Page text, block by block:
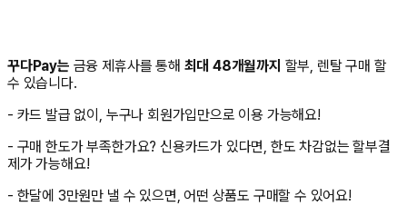
꾸다Pay는 금융 제휴사를 통해 최대 48개월까지 할부, 렌탈 구매 할
수 있습니다.
- 카드 발급 없이, 누구나 회원가입만으로 이용 가능해요!
- 구매 한도가 부족한가요? 신용카드가 있다면, 한도 차감없는 할부결
제가 가능해요!
- 한달에 3만원만 낼 수 있으면, 어떤 상품도 구매할 수 있어요!